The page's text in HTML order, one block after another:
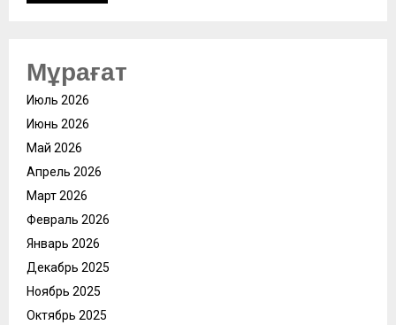
Мұрағат
Июль 2026
Июнь 2026
Май 2026
Апрель 2026
Март 2026
Февраль 2026
Январь 2026
Декабрь 2025
Ноябрь 2025
Октябрь 2025